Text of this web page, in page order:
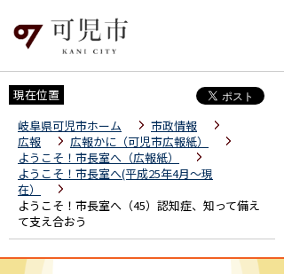
現在位置
岐阜県可児市ホーム
市政情報
広報
広報かに（可児市広報紙）
ようこそ！市長室へ（広報紙）
ようこそ！市長室へ(平成25年4月～現
在）
ようこそ！市長室へ（45）認知症、知って備え
て支え合おう